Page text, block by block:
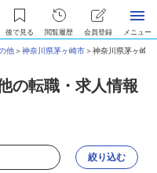
後で見る 閲覧履歴 会員登録 メニュー
他＞神奈川県茅ヶ崎市＞神奈川県茅ヶ崎
の転職・求人情報
絞り込む